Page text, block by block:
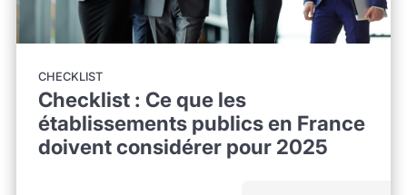
CHECKLIST
Checklist : Ce que les
établissements publics en France
doivent considérer pour 2025